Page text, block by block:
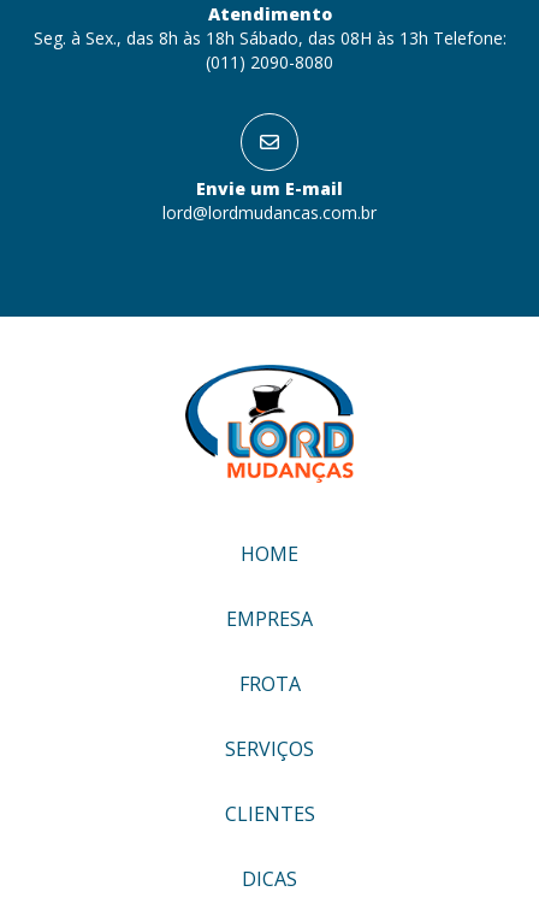
Atendimento
Seg. à Sex., das 8h às 18h Sábado, das 08H às 13h Telefone:
(011) 2090-8080
Envie um E-mail
lord@lordmudancas.com.br
HOME
EMPRESA
FROTA
SERVIÇOS
CLIENTES
DICAS